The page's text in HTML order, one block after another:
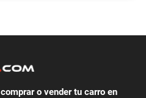
comprar o vender tu carro en